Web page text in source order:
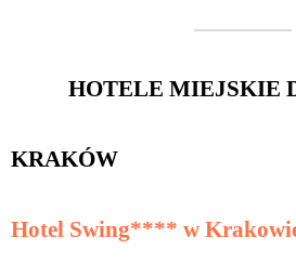
HOTELE MIEJSKIE
KRAKÓW
Hotel Swing**** w